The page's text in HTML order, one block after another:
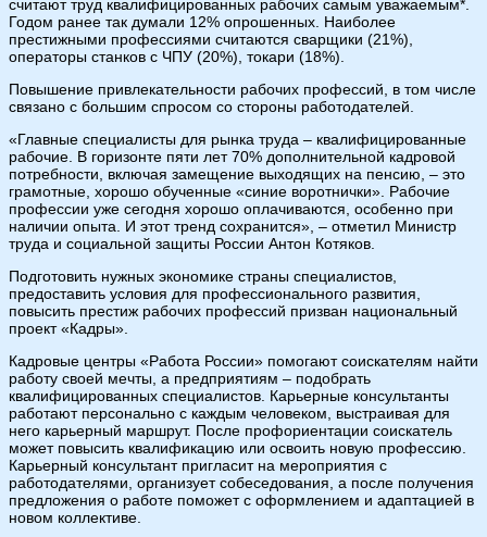
считают труд квалифицированных рабочих самым уважаемым*.
Годом ранее так думали 12% опрошенных. Наиболее
престижными профессиями считаются сварщики (21%),
операторы станков с ЧПУ (20%), токари (18%).
Повышение привлекательности рабочих профессий, в том числе
связано с большим спросом со стороны работодателей.
«Главные специалисты для рынка труда – квалифицированные
рабочие. В горизонте пяти лет 70% дополнительной кадровой
потребности, включая замещение выходящих на пенсию, – это
грамотные, хорошо обученные «синие воротнички». Рабочие
профессии уже сегодня хорошо оплачиваются, особенно при
наличии опыта. И этот тренд сохранится», – отметил Министр
труда и социальной защиты России Антон Котяков.
Подготовить нужных экономике страны специалистов,
предоставить условия для профессионального развития,
повысить престиж рабочих профессий призван национальный
проект «Кадры».
Кадровые центры «Работа России» помогают соискателям найти
работу своей мечты, а предприятиям – подобрать
квалифицированных специалистов. Карьерные консультанты
работают персонально с каждым человеком, выстраивая для
него карьерный маршрут. После профориентации соискатель
может повысить квалификацию или освоить новую профессию.
Карьерный консультант пригласит на мероприятия с
работодателями, организует собеседования, а после получения
предложения о работе поможет с оформлением и адаптацией в
новом коллективе.